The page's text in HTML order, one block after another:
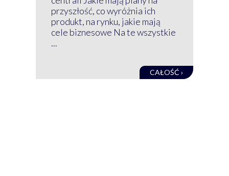
przyszłość, co wyróżnia ich
produkt, na rynku, jakie mają
cele biznesowe Na te wszystkie
...
CAŁOŚĆ ›